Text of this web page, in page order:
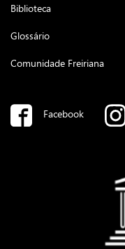
Biblioteca
Glossário
Comunidade Freiriana
Facebook